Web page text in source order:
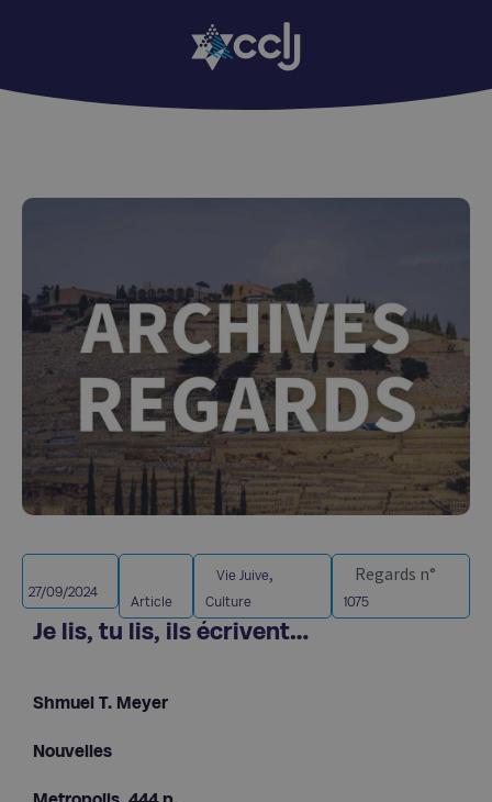
27/09/2024
Article
Vie Juive,
Culture
Regards n°
1075
Je lis, tu lis, ils écrivent…
Shmuel T. Meyer
Nouvelles